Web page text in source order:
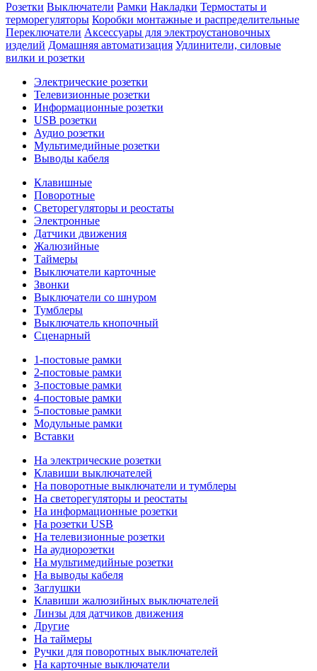
Розетки Выключатели Рамки Накладки Термостаты и
терморегуляторы Коробки монтажные и распределительные
Переключатели Аксессуары для электроустановочных
изделий Домашняя автоматизация Удлинители, силовые
вилки и розетки
Электрические розетки
Телевизионные розетки
Информационные розетки
USB розетки
Аудио розетки
Мультимедийные розетки
Выводы кабеля
Клавишные
Поворотные
Светорегуляторы и реостаты
Электронные
Датчики движения
Жалюзийные
Таймеры
Выключатели карточные
Звонки
Выключатели со шнуром
Тумблеры
Выключатель кнопочный
Сценарный
1-постовые рамки
2-постовые рамки
3-постовые рамки
4-постовые рамки
5-постовые рамки
Модульные рамки
Вставки
На электрические розетки
Клавиши выключателей
На поворотные выключатели и тумблеры
На светорегуляторы и реостаты
На информационные розетки
На розетки USB
На телевизионные розетки
На аудиорозетки
На мультимедийные розетки
На выводы кабеля
Заглушки
Клавиши жалюзийных выключателей
Линзы для датчиков движения
Другие
На таймеры
Ручки для поворотных выключателей
На карточные выключатели